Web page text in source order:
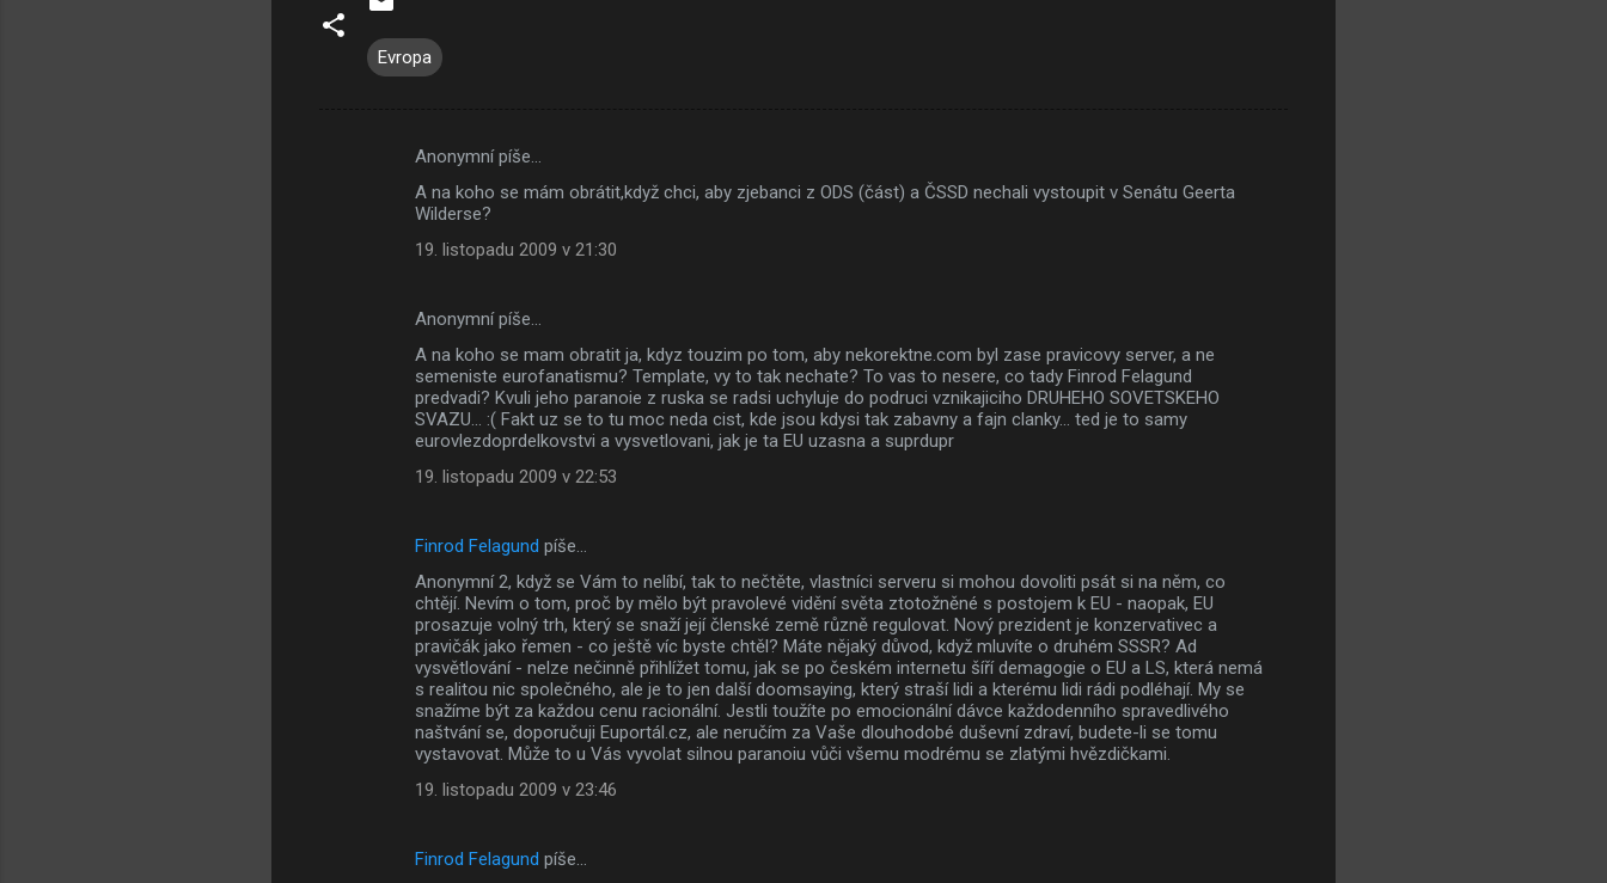
Evropa
Anonymní píše…
A na koho se mám obrátit,když chci, aby zjebanci z ODS (část) a ČSSD nechali vystoupit v Senátu Geerta
Wilderse?
19. listopadu 2009 v 21:30
Anonymní píše…
A na koho se mam obratit ja, kdyz touzim po tom, aby nekorektne.com byl zase pravicovy server, a ne
semeniste eurofanatismu? Template, vy to tak nechate? To vas to nesere, co tady Finrod Felagund
predvadi? Kvuli jeho paranoie z ruska se radsi uchyluje do podruci vznikajiciho DRUHEHO SOVETSKEHO
SVAZU... :( Fakt uz se to tu moc neda cist, kde jsou kdysi tak zabavny a fajn clanky... ted je to samy
eurovlezdoprdelkovstvi a vysvetlovani, jak je ta EU uzasna a suprdupr
19. listopadu 2009 v 22:53
Finrod Felagund píše…
Anonymní 2, když se Vám to nelíbí, tak to nečtěte, vlastníci serveru si mohou dovoliti psát si na něm, co
chtějí. Nevím o tom, proč by mělo být pravolevé vidění světa ztotožněné s postojem k EU - naopak, EU
prosazuje volný trh, který se snaží její členské země různě regulovat. Nový prezident je konzervativec a
pravičák jako řemen - co ještě víc byste chtěl? Máte nějaký důvod, když mluvíte o druhém SSSR? Ad
vysvětlování - nelze nečinně přihlížet tomu, jak se po českém internetu šíří demagogie o EU a LS, která nemá
s realitou nic společného, ale je to jen další doomsaying, který straší lidi a kterému lidi rádi podléhají. My se
snažíme být za každou cenu racionální. Jestli toužíte po emocionální dávce každodenního spravedlivého
naštvání se, doporučuji Euportál.cz, ale neručím za Vaše dlouhodobé duševní zdraví, budete-li se tomu
vystavovat. Může to u Vás vyvolat silnou paranoiu vůči všemu modrému se zlatými hvězdičkami.
19. listopadu 2009 v 23:46
Finrod Felagund píše…